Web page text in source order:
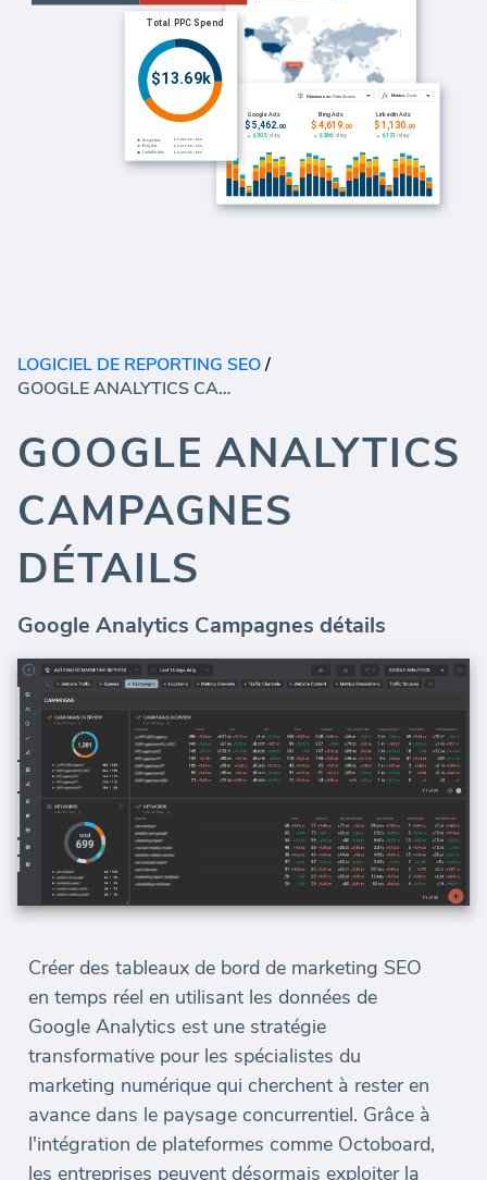
LOGICIEL DE REPORTING SEO/
GOOGLE ANALYTICS CAMPAGNES DÉTAILS
GOOGLE ANALYTICS
CAMPAGNES
DÉTAILS
Google Analytics Campagnes détails
Créer des tableaux de bord de marketing SEO
en temps réel en utilisant les données de
Google Analytics est une stratégie
transformative pour les spécialistes du
marketing numérique qui cherchent à rester en
avance dans le paysage concurrentiel. Grâce à
l'intégration de plateformes comme Octoboard,
les entreprises peuvent désormais exploiter la